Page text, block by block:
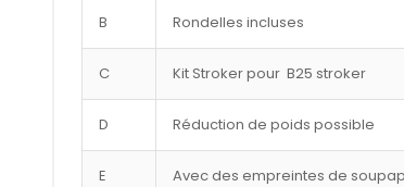
B Rondelles incluses
C Kit Stroker pour B25 stroker
D Réduction de poids possible
E Avec des empreintes de